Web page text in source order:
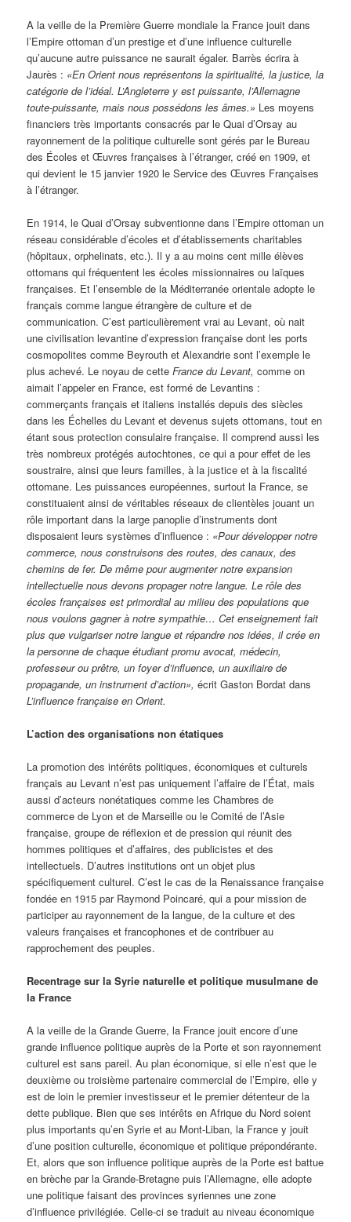
A la veille de la Première Guerre mondiale la France jouit dans
l’Empire ottoman d’un prestige et d’une influence culturelle
qu’aucune autre puissance ne saurait égaler. Barrès écrira à
Jaurès : «En Orient nous représentons la spiritualité, la justice, la
catégorie de l’idéal. L’Angleterre y est puissante, l’Allemagne
toute-puissante, mais nous possédons les âmes.» Les moyens
financiers très importants consacrés par le Quai d’Orsay au
rayonnement de la politique culturelle sont gérés par le Bureau
des Écoles et Œuvres françaises à l’étranger, créé en 1909, et
qui devient le 15 janvier 1920 le Service des Œuvres Françaises
à l’étranger.
En 1914, le Quai d’Orsay subventionne dans l’Empire ottoman un
réseau considérable d’écoles et d’établissements charitables
(hôpitaux, orphelinats, etc.). Il y a au moins cent mille élèves
ottomans qui fréquentent les écoles missionnaires ou laïques
françaises. Et l’ensemble de la Méditerranée orientale adopte le
français comme langue étrangère de culture et de
communication. C’est particulièrement vrai au Levant, où nait
une civilisation levantine d’expression française dont les ports
cosmopolites comme Beyrouth et Alexandrie sont l’exemple le
plus achevé. Le noyau de cetteFrance du Levant, comme on
aimait l’appeler en France, est formé de Levantins :
commerçants français et italiens installés depuis des siècles
dans les Échelles du Levant et devenus sujets ottomans, tout en
étant sous protection consulaire française. Il comprend aussi les
très nombreux protégés autochtones, ce qui a pour effet de les
soustraire, ainsi que leurs familles, à la justice et à la fiscalité
ottomane. Les puissances européennes, surtout la France, se
constituaient ainsi de véritables réseaux de clientèles jouant un
rôle important dans la large panoplie d’instruments dont
disposaient leurs systèmes d’influence : «Pour développer notre
commerce, nous construisons des routes, des canaux, des
chemins de fer. De même pour augmenter notre expansion
intellectuelle nous devons propager notre langue. Le rôle des
écoles françaises est primordial au milieu des populations que
nous voulons gagner à notre sympathie… Cet enseignement fait
plus que vulgariser notre langue et répandre nos idées, il crée en
la personne de chaque étudiant promu avocat, médecin,
professeur ou prêtre, un foyer d’influence, un auxiliaire de
propagande, un instrument d’action», écrit Gaston Bordat dans
L’influence française en Orient.
L’action des organisations non étatiques
La promotion des intérêts politiques, économiques et culturels
français au Levant n’est pas uniquement l’affaire de l’État, mais
aussi d’acteurs nonétatiques comme les Chambres de
commerce de Lyon et de Marseille ou le Comité de l’Asie
française, groupe de réflexion et de pression qui réunit des
hommes politiques et d’affaires, des publicistes et des
intellectuels. D’autres institutions ont un objet plus
spécifiquement culturel. C’est le cas de la Renaissance française
fondée en 1915 par Raymond Poincaré, qui a pour mission de
participer au rayonnement de la langue, de la culture et des
valeurs françaises et francophones et de contribuer au
rapprochement des peuples.
Recentrage sur la Syrie naturelle et politique musulmane de
la France
A la veille de la Grande Guerre, la France jouit encore d’une
grande influence politique auprès de la Porte et son rayonnement
culturel est sans pareil. Au plan économique, si elle n’est que le
deuxième ou troisième partenaire commercial de l’Empire, elle y
est de loin le premier investisseur et le premier détenteur de la
dette publique. Bien que ses intérêts en Afrique du Nord soient
plus importants qu’en Syrie et au Mont-Liban, la France y jouit
d’une position culturelle, économique et politique prépondérante.
Et, alors que son influence politique auprès de la Porte est battue
en brèche par la Grande-Bretagne puis l’Allemagne, elle adopte
une politique faisant des provinces syriennes une zone
d’influence privilégiée. Celle-ci se traduit au niveau économique